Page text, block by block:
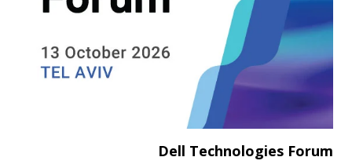
Dell Technologies Forum